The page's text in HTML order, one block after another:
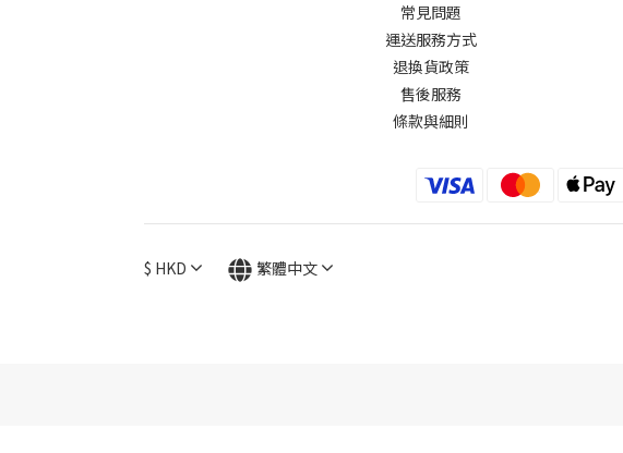
常見問題
運送服務方式
退換貨政策
售後服務
條款與細則
$ HKD 繁體中文